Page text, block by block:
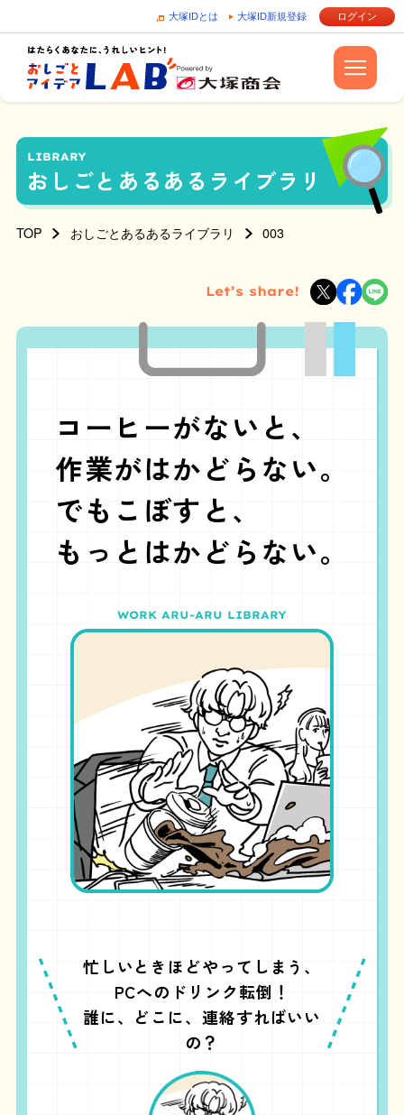
大塚IDとは 大塚ID新規登録 ログイン
LIBRARY
おしごとあるあるライブラリ
TOP おしごとあるあるライブラリ 003
Let’s share!
コーヒーがないと、
作業がはかどらない。
でもこぼすと、
もっとはかどらない。
忙しいときほどやってしまう、
PCへのドリンク転倒！
誰に、どこに、連絡すればいい
の？